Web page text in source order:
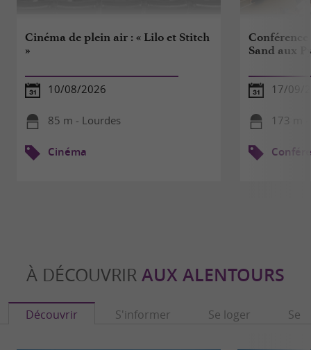
Cinéma de plein air : « Lilo et Stitch
»
10/08/2026
85 m - Lourdes
Cinéma
Sand aux
17/09/
173 m
À DÉCOUVRIR AUX ALENTOURS
Découvrir S'informer Se loger Se